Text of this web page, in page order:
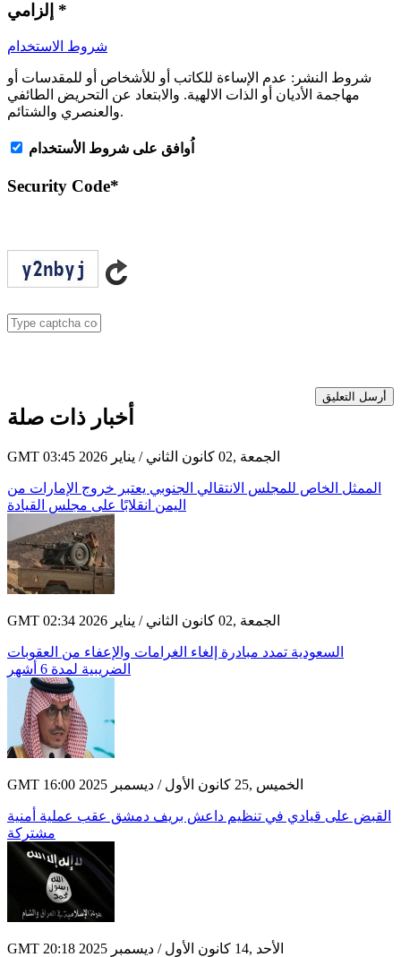
*
شروط الاستخدام
شروط النشر: عدم الإساءة للكاتب أو للأشخاص أو للمقدسات أو
مهاجمة الأديان أو الذات الالهية. والابتعاد عن التحريض الطائفي
والعنصري والشتائم.
اُوافق على شروط الأستخدام
Security Code*
أرسل التعليق
أخبار ذات صلة
GMT 03:45 2026 الجمعة ,02 كانون الثاني / يناير
الممثل الخاص للمجلس الانتقالي الجنوبي يعتبر خروج الإمارات من
اليمن انقلابًا على مجلس القيادة
GMT 02:34 2026 الجمعة ,02 كانون الثاني / يناير
السعودية تمدد مبادرة إلغاء الغرامات والإعفاء من العقوبات
الضريبية لمدة 6 أشهر
GMT 16:00 2025 الخميس ,25 كانون الأول / ديسمبر
القبض على قيادي في تنظيم داعش بريف دمشق عقب عملية أمنية
مشتركة
GMT 20:18 2025 الأحد ,14 كانون الأول / ديسمبر